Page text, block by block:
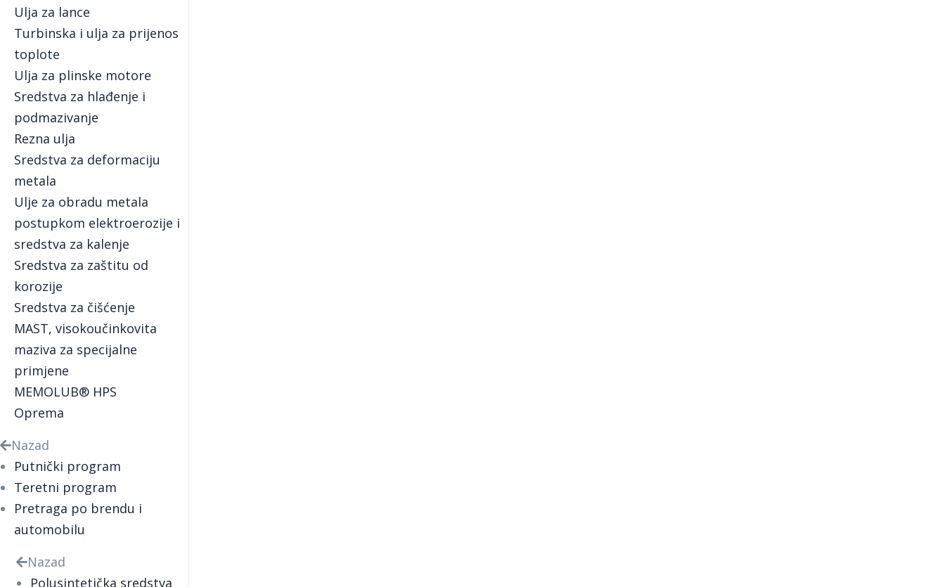
Ulja za lance
Turbinska i ulja za prijenos
toplote
Ulja za plinske motore
Sredstva za hlađenje i
podmazivanje
Rezna ulja
Sredstva za deformaciju
metala
Ulje za obradu metala
postupkom elektroerozije i
sredstva za kalenje
Sredstva za zaštitu od
korozije
Sredstva za čišćenje
MAST, visokoučinkovita
maziva za specijalne
primjene
MEMOLUB® HPS
Oprema
Nazad
Putnički program
Teretni program
Pretraga po brendu i
automobilu
Nazad
Polusintetička sredstva